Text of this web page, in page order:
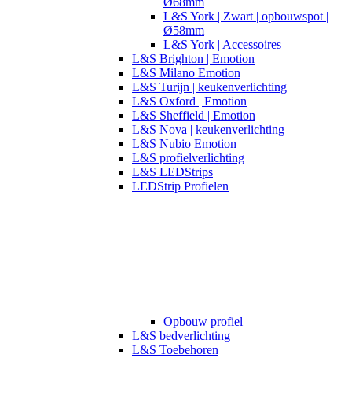
L&S York | Zwart | opbouwspot |
Ø58mm
L&S York | Accessoires
L&S Brighton | Emotion
L&S Milano Emotion
L&S Turijn | keukenverlichting
L&S Oxford | Emotion
L&S Sheffield | Emotion
L&S Nova | keukenverlichting
L&S Nubio Emotion
L&S profielverlichting
L&S LEDStrips
LEDStrip Profielen
Opbouw profiel
L&S bedverlichting
L&S Toebehoren